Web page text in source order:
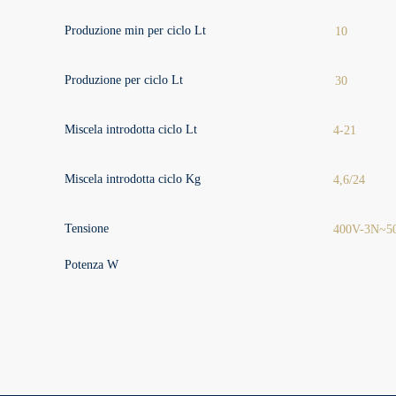
Produzione min per ciclo Lt 10
Produzione per ciclo Lt 30
Miscela introdotta ciclo Lt 4-21
Miscela introdotta ciclo Kg 4,6/24
Tensione 400V-
Potenza W